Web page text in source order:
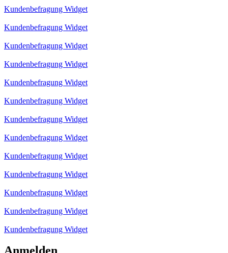
Kundenbefragung Widget
Kundenbefragung Widget
Kundenbefragung Widget
Kundenbefragung Widget
Kundenbefragung Widget
Kundenbefragung Widget
Kundenbefragung Widget
Kundenbefragung Widget
Kundenbefragung Widget
Kundenbefragung Widget
Kundenbefragung Widget
Kundenbefragung Widget
Kundenbefragung Widget